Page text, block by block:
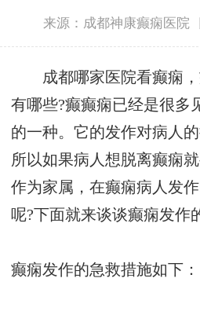
来源：成都神康癫痫医院
成都哪家医院看癫痫，
有哪些?癫癫痫已经是很多
的一种。它的发作对病人
所以如果病人想脱离癫痫
作为家属，在癫痫病人发
呢?下面就来谈谈癫痫发作
癫痫发作的急救措施如下：